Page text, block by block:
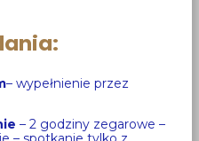
– wypełnienie przez
– 2 godziny zegarowe –